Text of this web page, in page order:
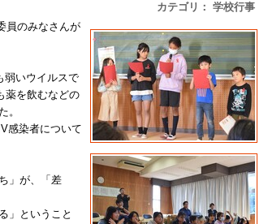
カテゴリ： 学校行事
員のみなさんが
弱いウイルスで
薬を飲むなどの
。
感染者について
」が、「差
」ということ